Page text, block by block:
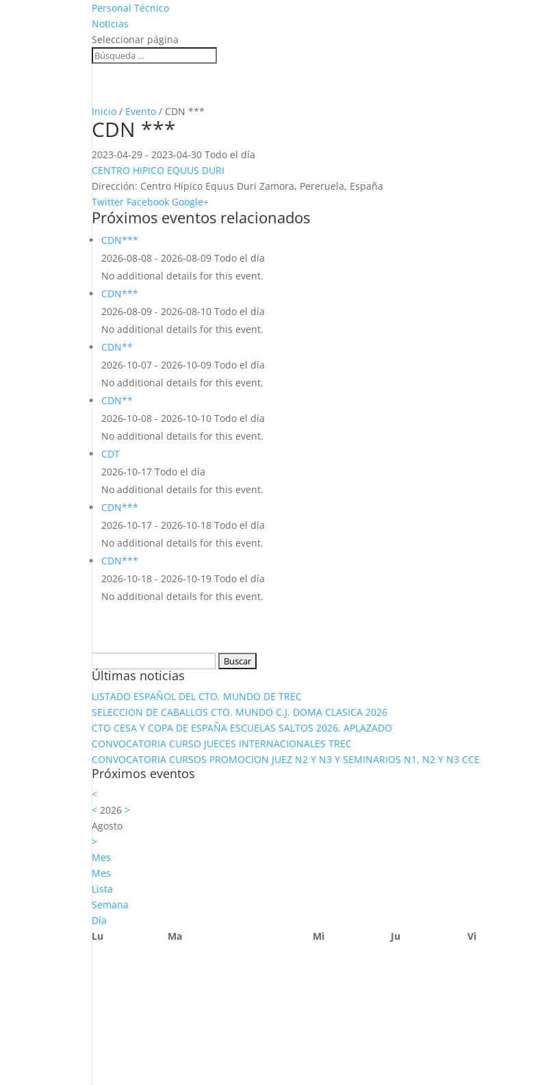
Personal Técnico
Noticias
Seleccionar página
Inicio / Evento / CDN ***
CDN ***
2023-04-29 - 2023-04-30 Todo el día
CENTRO HIPICO EQUUS DURI
Dirección: Centro Hípico Equus Duri Zamora, Pereruela, España
Twitter Facebook Google+
Próximos eventos relacionados
CDN***
2026-08-08 - 2026-08-09 Todo el día
No additional details for this event.
CDN***
2026-08-09 - 2026-08-10 Todo el día
No additional details for this event.
CDN**
2026-10-07 - 2026-10-09 Todo el día
No additional details for this event.
CDN**
2026-10-08 - 2026-10-10 Todo el día
No additional details for this event.
CDT
2026-10-17 Todo el día
No additional details for this event.
CDN***
2026-10-17 - 2026-10-18 Todo el día
No additional details for this event.
CDN***
2026-10-18 - 2026-10-19 Todo el día
No additional details for this event.
Últimas noticias
LISTADO ESPAÑOL DEL CTO. MUNDO DE TREC
SELECCION DE CABALLOS CTO. MUNDO C.J. DOMA CLASICA 2026
CTO CESA Y COPA DE ESPAÑA ESCUELAS SALTOS 2026. APLAZADO
CONVOCATORIA CURSO JUECES INTERNACIONALES TREC
CONVOCATORIA CURSOS PROMOCION JUEZ N2 Y N3 Y SEMINARIOS N1, N2 Y N3 CCE
Próximos eventos
<
< 2026>
Agosto
>
Mes
Mes
Lista
Semana
Día
Lu
Ma Mi Ju Vi